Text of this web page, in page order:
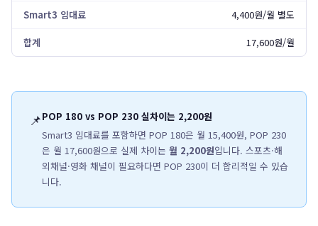
4,400원/월 별도
17,600원/월
📌POP 180 vs POP 230 실차이는 2,200원
Smart3 임대료를 포함하면 POP 180은 월 15,400원, POP 230
은 월 17,600원으로 실제 차이는 월 2,200원입니다. 스포츠·해
외채널·영화 채널이 필요하다면 POP 230이 더 합리적일 수 있습
니다.